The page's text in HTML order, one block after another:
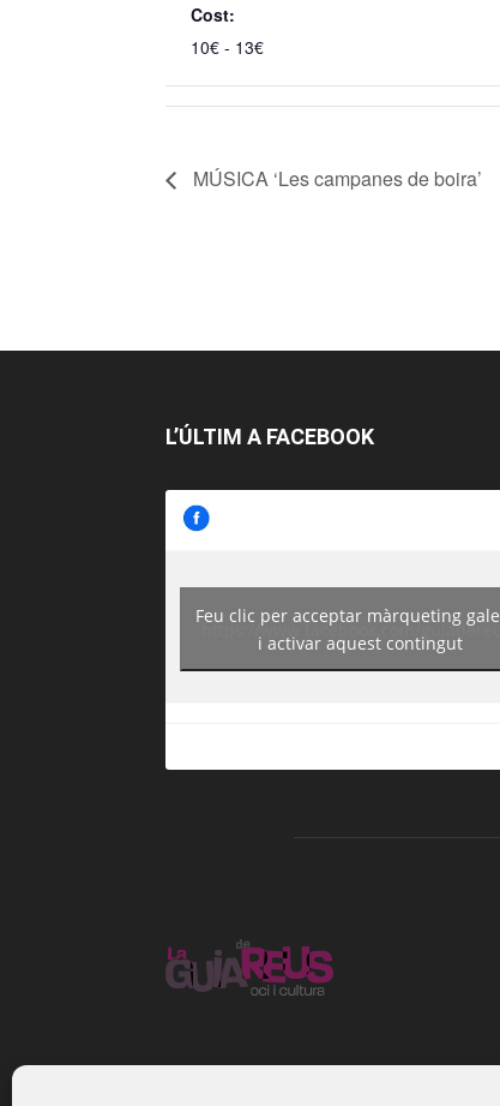
Cost:
10€ - 13€
MÚSICA ‘Les campanes de boira’
L’ÚLTIM A FACEBOOK
https://www.facebook.com/
Feu clic per acceptar màrqueting
i activar aquest contingut